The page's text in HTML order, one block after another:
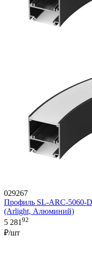
029267
Профиль SL-ARC-5060-
(Arlight, Алюминий)
5 28192
₽/шт